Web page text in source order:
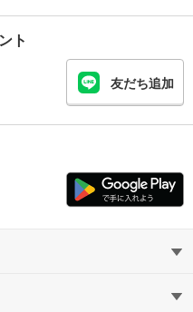
ト
友だち追加